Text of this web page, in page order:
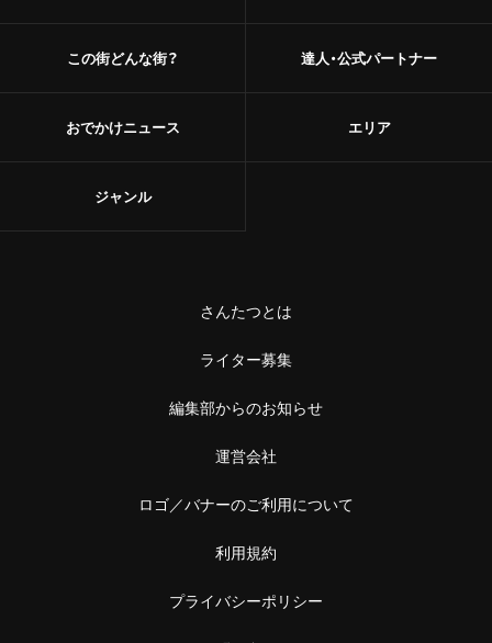
この街どんな街？
おでかけニュース
達人・公式パートナー
エリア
ジャンル
さんたつとは
ライター募集
編集部からのお知らせ
運営会社
ロゴ／バナーのご利用について
利用規約
プライバシーポリシー